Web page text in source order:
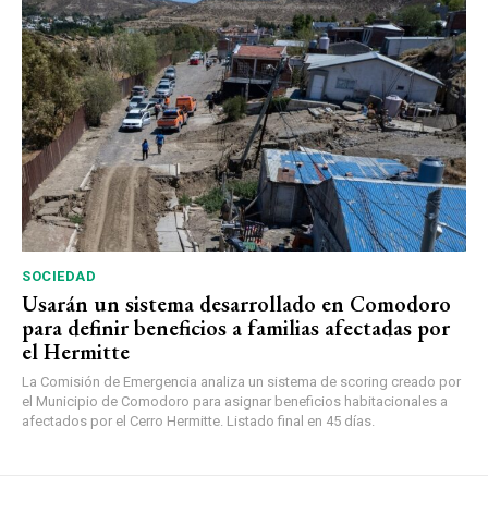
SOCIEDAD
Usarán un sistema desarrollado en Comodoro
para definir beneficios a familias afectadas por
el Hermitte
La Comisión de Emergencia analiza un sistema de scoring creado por
el Municipio de Comodoro para asignar beneficios habitacionales a
afectados por el Cerro Hermitte. Listado final en 45 días.